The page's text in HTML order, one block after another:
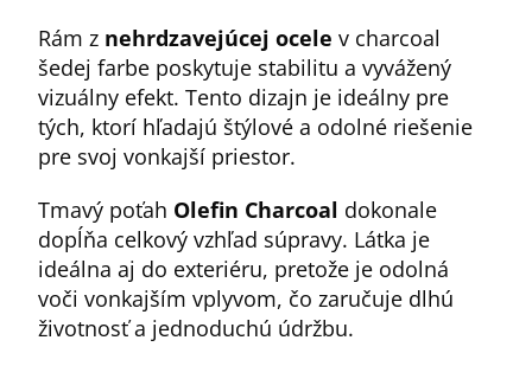
Rám z nehrdzavejúcej ocele v charcoal
šedej farbe poskytuje stabilitu a vyvážený
vizuálny efekt. Tento dizajn je ideálny pre
tých, ktorí hľadajú štýlové a odolné riešenie
pre svoj vonkajší priestor.
Tmavý poťah Olefin Charcoal dokonale
dopĺňa celkový vzhľad súpravy. Látka je
ideálna aj do exteriéru, pretože je odolná
voči vonkajším vplyvom, čo zaručuje dlhú
životnosť a jednoduchú údržbu.